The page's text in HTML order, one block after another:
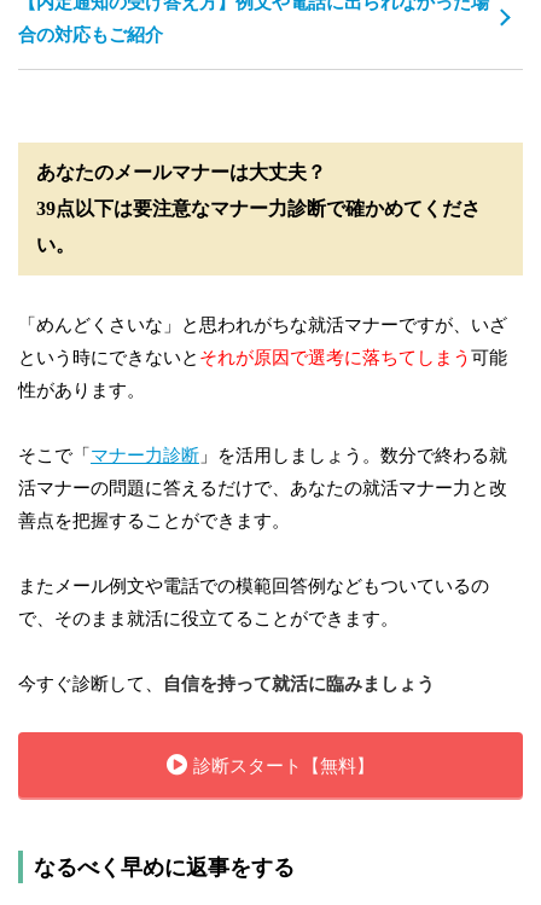
合の対応もご紹介
あなたのメールマナーは大丈夫？
39点以下は要注意なマナー力診断で確かめてくださ
い。
「めんどくさいな」と思われがちな就活マナーですが、いざ
という時にできないと それが原因で選考に落ちてしまう 可能
性があります。
そこで「マナー力診断 」を活用しましょう。数分で終わる就
活マナーの問題に答えるだけで、あなたの就活マナー力と改
善点を把握することができます。
またメール例文や電話での模範回答例などもついているの
で、そのまま就活に役立てることができます。
今すぐ診断して、 自信を持って就活に臨みましょう
診断スタート【無料】
なるべく早めに返事をする